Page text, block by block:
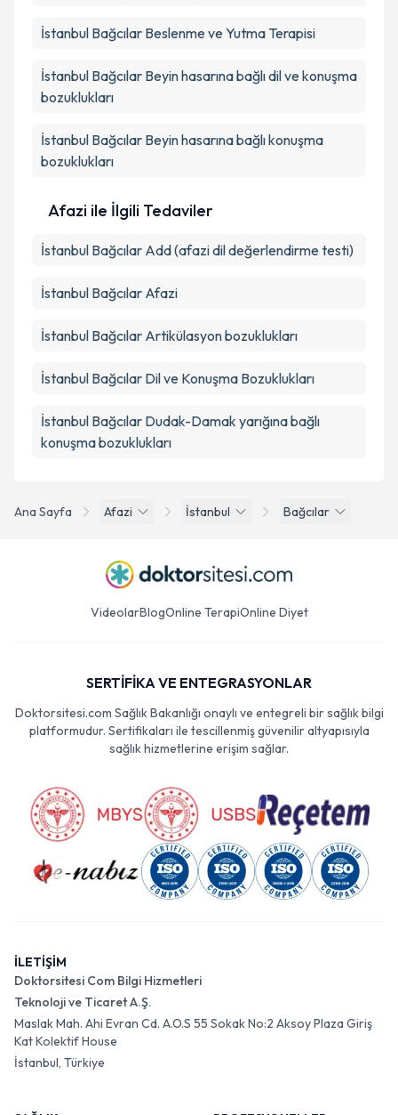
Ana Sayfa Afazi İstanbul Bağcılar
İstanbul Bağcılar Beslenme ve Yutma Terapisi
İstanbul Bağcılar Beyin hasarına bağlı dil ve konuşma
bozuklukları
İstanbul Bağcılar Beyin hasarına bağlı konuşma
bozuklukları
Afazi ile İlgili Tedaviler
İstanbul Bağcılar Add (afazi dil değerlendirme testi)
İstanbul Bağcılar Afazi
İstanbul Bağcılar Artikülasyon bozuklukları
İstanbul Bağcılar Dil ve Konuşma Bozuklukları
İstanbul Bağcılar Dudak-Damak yarığına bağlı
konuşma bozuklukları
VideolarBlogOnline TerapiOnline Diyet
SERTİFİKA VE ENTEGRASYONLAR
Doktorsitesi.com Sağlık Bakanlığı onaylı ve entegreli bir sağlık bilgi
platformudur. Sertifikaları ile tescillenmiş güvenilir altyapısıyla
sağlık hizmetlerine erişim sağlar.
İLETİŞİM
Doktorsitesi Com Bilgi Hizmetleri
Teknoloji ve Ticaret A.Ş.
Maslak Mah. Ahi Evran Cd. A.O.S 55 Sokak No:2 Aksoy Plaza Giriş
Kat Kolektif House
İstanbul, Türkiye